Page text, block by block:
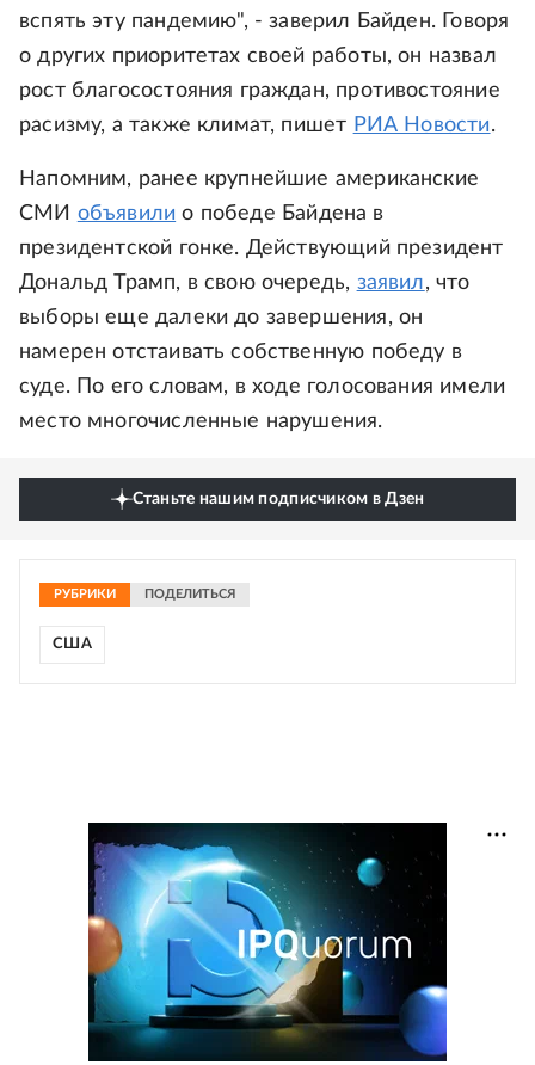
вспять эту пандемию", - заверил Байден. Говоря
о других приоритетах своей работы, он назвал
рост благосостояния граждан, противостояние
расизму, а также климат, пишет РИА Новости.
Напомним, ранее крупнейшие американские
СМИ объявили о победе Байдена в
президентской гонке. Действующий президент
Дональд Трамп, в свою очередь, заявил, что
выборы еще далеки до завершения, он
намерен отстаивать собственную победу в
суде. По его словам, в ходе голосования имели
место многочисленные нарушения.
Станьте нашим подписчиком в Дзен
РУБРИКИ ПОДЕЛИТЬСЯ
США